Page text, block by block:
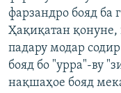
фарзандро бояд ба
Ҳақиқатан қонуне,
падару модар
бояд бо "урра"-ву
нақшаҳое бояд